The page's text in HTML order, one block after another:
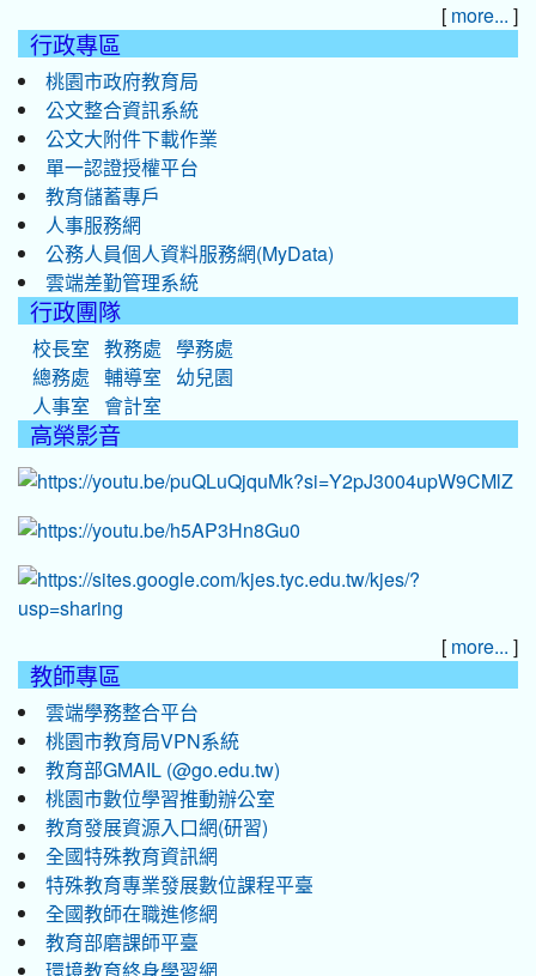
[ more... ]
行政專區
桃園市政府教育局
公文整合資訊系統
公文大附件下載作業
單一認證授權平台
教育儲蓄專戶
人事服務網
公務人員個人資料服務網(MyData)
雲端差勤管理系統
行政團隊
校長室 教務處
學務處
總務處
輔導室
幼兒園
人事室
會計室
高榮影音
[ more... ]
教師專區
雲端學務整合平台
桃園市教育局VPN系統
教育部GMAIL (@go.edu.tw)
桃園市數位學習推動辦公室
教育發展資源入口網(研習)
全國特殊教育資訊網
特殊教育專業發展數位課程平臺
全國教師在職進修網
教育部磨課師平臺
環境教育終身學習網